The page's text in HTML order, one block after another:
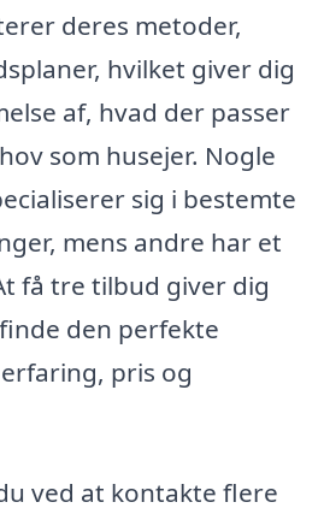
deres metoder,
hvilket giver dig
af, hvad der passer
som husejer. Nogle
sig i bestemte
mens andre har et
få tre tilbud giver dig
den perfekte
pris og
ved at kontakte flere